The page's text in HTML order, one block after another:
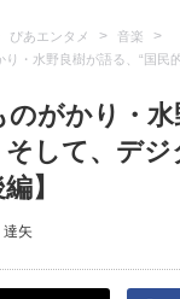
ぴあエンタメ > 音楽 >
り・水野良樹が語る、“国民
のがかり・
そして、デ
】
達矢